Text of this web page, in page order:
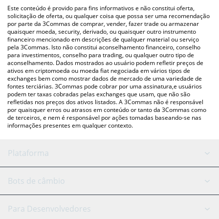
acima para verificar o último preço de Etherex nas principais
moedas fiat e criptográficas.
Este conteúdo é provido para fins informativos e não constitui oferta,
solicitação de oferta, ou qualquer coisa que possa ser uma recomendação
por parte da 3Commas de comprar, vender, fazer trade ou armazenar
quaisquer moeda, security, derivado, ou quaisquer outro instrumento
financeiro mencionado em descrições de qualquer material ou serviço
pela 3Commas. Isto não constitui aconselhamento financeiro, conselho
para investimentos, conselho para trading, ou qualquer outro tipo de
aconselhamento. Dados mostrados ao usuário podem refletir preços de
ativos em criptomoeda ou moeda fiat negociada em vários tipos de
exchanges bem como mostrar dados de mercado de uma variedade de
fontes terciárias. 3Commas pode cobrar por uma assinatura,e usuários
podem ter taxas cobradas pelas exchanges que usam, que não são
refletidas nos preços dos ativos listados. A 3Commas não é responsável
por quaisquer erros ou atrasos em conteúdo or tanto da 3Commas como
de terceiros, e nem é responsável por ações tomadas baseando-se nas
informações presentes em qualquer contexto.
Plataforma
Bot GRID
Bots de câmbio
Binance
Para Desenvolvedores